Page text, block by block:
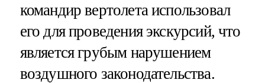
командир вертолета использовал
его для проведения экскурсий, что
является грубым нарушением
воздушного законодательства.